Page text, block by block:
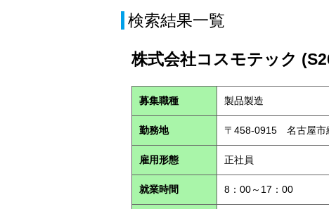
検索結果一覧
株式会社コスモテック
募集職種 製品製造
勤務地 〒458-0915 名古屋市
雇用形態 正社員
就業時間 8：00～17：00